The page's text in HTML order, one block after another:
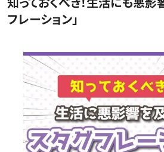
フレーション」